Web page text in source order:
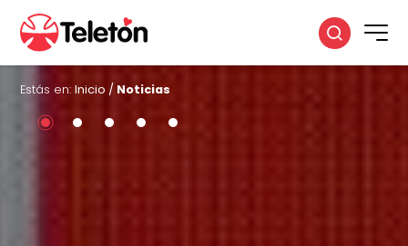
Estás en:Inicio / Noticias